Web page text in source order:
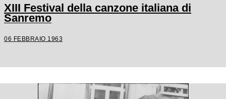
XIII Festival della canzone italiana di
Sanremo
06 FEBBRAIO 1963